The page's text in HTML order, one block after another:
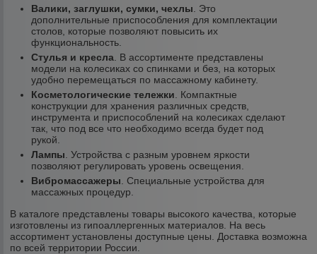
Валики, заглушки, сумки, чехлы . Это
дополнительные приспособления для комплектации
столов, которые позволяют повысить их
функциональность.
Стулья и кресла . В ассортименте представлены
модели на колесиках со спинками и без, на которых
удобно перемещаться по массажному кабинету.
Косметологические тележки . Компактные
конструкции для хранения различных средств,
инструмента и приспособлений на колесиках сделают
так, что под все что необходимо всегда будет под
рукой.
Лампы . Устройства с разным уровнем яркости
позволяют регулировать уровень освещения.
Вибромассажеры . Специальные устройства для
массажных процедур.
В каталоге представлены товары высокого качества, которые
изготовлены из гипоаллергенных материалов. На весь
ассортимент установлены доступные цены. Доставка возможна
по всей территории России.